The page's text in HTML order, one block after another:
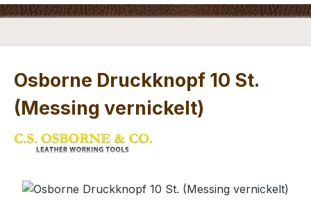
Osborne Druckknopf 10 St.
(Messing vernickelt)
Bildergalerie überspringen